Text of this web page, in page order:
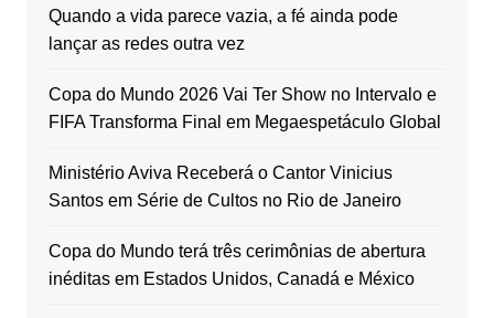
Quando a vida parece vazia, a fé ainda pode
lançar as redes outra vez
Copa do Mundo 2026 Vai Ter Show no Intervalo e
FIFA Transforma Final em Megaespetáculo Global
Ministério Aviva Receberá o Cantor Vinicius
Santos em Série de Cultos no Rio de Janeiro
Copa do Mundo terá três cerimônias de abertura
inéditas em Estados Unidos, Canadá e México